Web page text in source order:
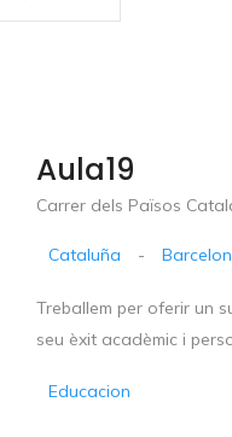
Aula19
Carrer dels Països
Cataluña -
Treballem per oferir un
seu èxit acadèmic i
Educacion